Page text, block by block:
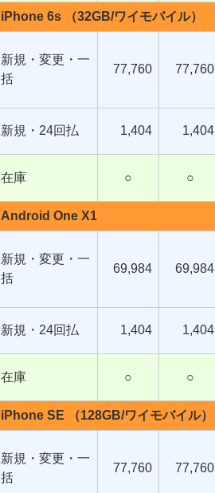
iPhone 6s （32GB/ワイモバイル）
新規・変更・一
括
77,760 77,760
新規・24回払 1,404 1,404
在庫 ○ ○
Android One X1
新規・変更・一
括
69,984 69,984
新規・24回払 1,404 1,404
在庫 ○ ○
iPhone SE （128GB/ワイモバイル）
新規・変更・一
括
77,760 77,760